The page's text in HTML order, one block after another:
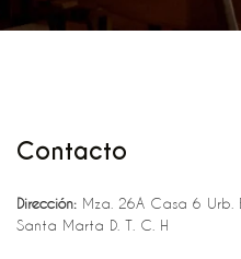
Contacto
Dirección:Mza. 26A Casa 6 Urb.
Santa Marta D. T. C. H